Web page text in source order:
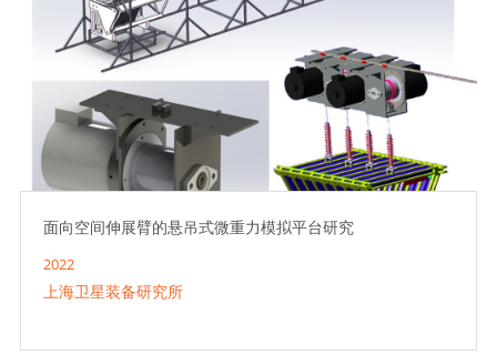
面向空间伸展臂的悬吊式微重力模拟平台研究
2022
上海卫星装备研究所